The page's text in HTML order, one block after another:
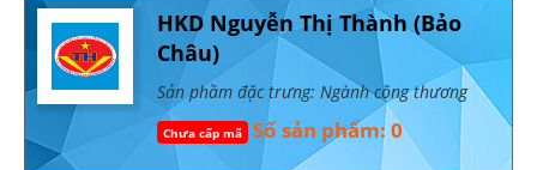
HKD Nguyễn Thị Thành (Bảo
Châu)
Sản phầm đặc trưng: Ngành công thương
Chưa cấp mã Số sản phẩm: 0